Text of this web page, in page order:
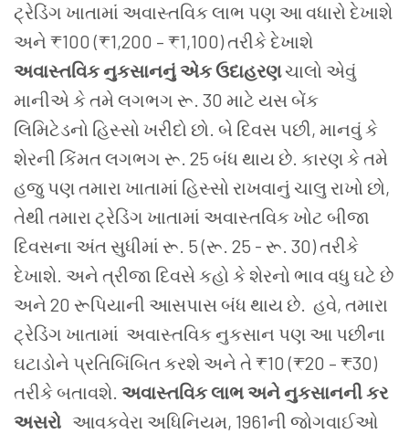
ટ્રેડિંગ ખાતામાં અવાસ્તવિક લાભ પણ આ વધારો દેખાશે
અને ₹100 (₹1,200 – ₹1,100) તરીકે દેખાશે
અવાસ્તવિક નુકસાનનું એક ઉદાહરણચાલો એવું
માનીએ કે તમે લગભગ રૂ. 30 માટે યસ બેંક
લિમિટેડનો હિસ્સો ખરીદો છો. બે દિવસ પછી, માનવું કે
શેરની કિંમત લગભગ રૂ. 25 બંધ થાય છે. કારણ કે તમે
હજુ પણ તમારા ખાતામાં હિસ્સો રાખવાનું ચાલુ રાખો છો,
તેથી તમારા ટ્રેડિંગ ખાતામાં અવાસ્તવિક ખોટ બીજા
દિવસના અંત સુધીમાં રૂ. 5 (રૂ. 25 - રૂ. 30) તરીકે
દેખાશે. અને ત્રીજા દિવસે કહો કે શેરનો ભાવ વધુ ઘટે છે
અને 20 રૂપિયાની આસપાસ બંધ થાય છે. હવે, તમારા
ટ્રેડિંગ ખાતામાં અવાસ્તવિક નુકસાન પણ આ પછીના
ઘટાડોને પ્રતિબિંબિત કરશે અને તે ₹10 (₹20 – ₹30)
તરીકે બતાવશે. અવાસ્તવિક લાભ અને નુકસાનની કર
અસરો આવકવેરા અધિનિયમ, 1961ની જોગવાઈઓ